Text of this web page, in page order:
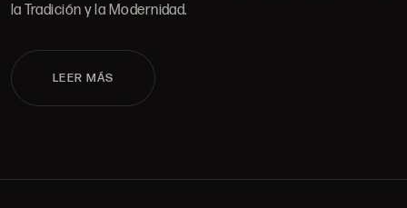
la Tradición y la Modernidad.
LEER MÁS